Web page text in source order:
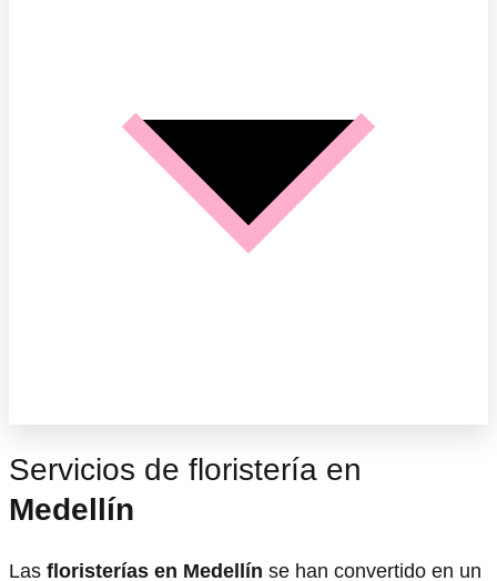
Servicios de floristería en
Medellín
Las floristerías en Medellín se han convertido en un